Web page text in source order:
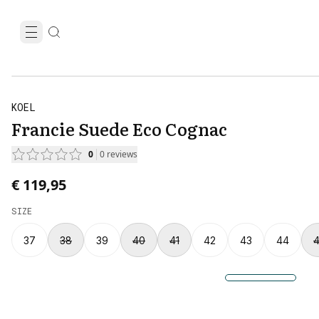
KOEL
Francie Suede Eco Cognac
0 0 reviews
€ 119,95
SIZE
37 38 39 40 41 42 43 44